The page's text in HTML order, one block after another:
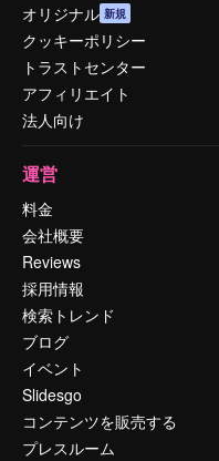
オリジナル 新規
クッキーポリシー
トラストセンター
アフィリエイト
法人向け
運営
料金
会社概要
Reviews
採用情報
検索トレンド
ブログ
イベント
Slidesgo
コンテンツを販売する
プレスルーム